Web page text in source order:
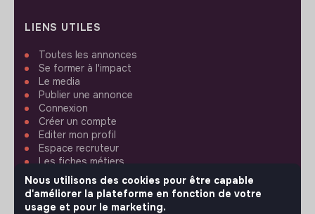
LIENS UTILES
Toutes les annonces
Se former à l'impact
Le media
Publier une annonce
Connexion
Créer un compte
Editer mon profil
Espace recruteur
Les fiches métiers
Offres d'emploi
Offres de stage
Offres d'alternance
Nous utilisons des cookies pour être capable
d'améliorer la plateforme en fonction de votre
usage et pour le marketing.